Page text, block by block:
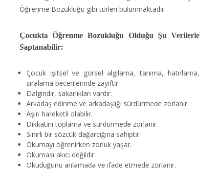
Öğrenme Bozukluğu gibi türleri bulunmaktadır.
Çocukta Öğrenme Bozukluğu Olduğu Şu Verilerle
Saptanabilir:
Çocuk işitsel ve görsel algılama, tanıma, hatırlama,
sıralama becerilerinde zayıftır.
Dalgındır, sakarlıkları vardır.
Arkadaş edinme ve arkadaşlığı sürdürmede zorlanır.
Aşırı hareketli olabilir.
Dikkatini toplama ve sürdürmede zorlanır.
Sınırlı bir sözcük dağarcığına sahiptir.
Okumayı öğrenirken zorluk yaşar.
Okuması akıcı değildir.
Okuduğunu anlamada ve ifade etmede zorlanır.